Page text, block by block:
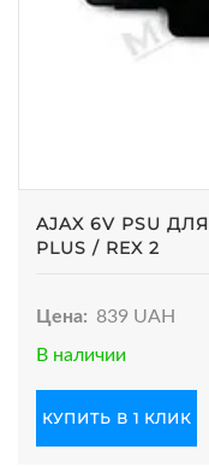
AJAX 6V PSU ДЛЯ ЦЕНТРАЛИ HUB 2 / HUB 2
PLUS / REX 2
Цена: 839 UAH
В наличии
КУПИТЬ В 1 КЛИК